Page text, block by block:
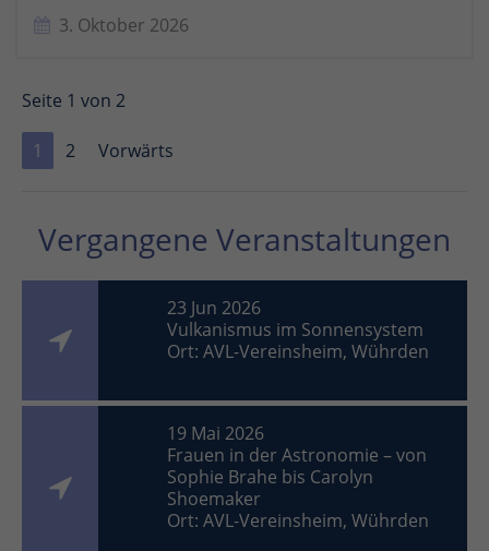
3. Oktober 2026
Seite 1 von 2
1 2 Vorwärts
Vergangene Veranstaltungen
23 Jun 2026
Vulkanismus im Sonnensystem
Ort: AVL-Vereinsheim, Wührden
19 Mai 2026
Frauen in der Astronomie – von
Sophie Brahe bis Carolyn
Shoemaker
Ort: AVL-Vereinsheim, Wührden